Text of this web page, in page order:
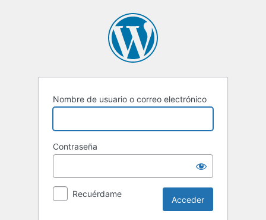
Nombre de usuario o correo electrónico
Contraseña
Recuérdame